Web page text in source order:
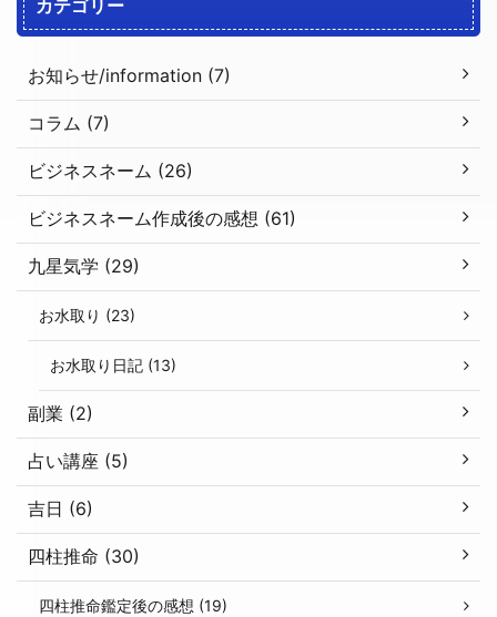
カテゴリー
お知らせ/information (7)
コラム (7)
ビジネスネーム (26)
ビジネスネーム作成後の感想 (61)
九星気学 (29)
お水取り (23)
お水取り日記 (13)
副業 (2)
占い講座 (5)
吉日 (6)
四柱推命 (30)
四柱推命鑑定後の感想 (19)